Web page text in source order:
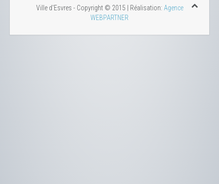
Ville d'Esvres - Copyright © 2015 | Réalisation: Agence
WEBPARTNER